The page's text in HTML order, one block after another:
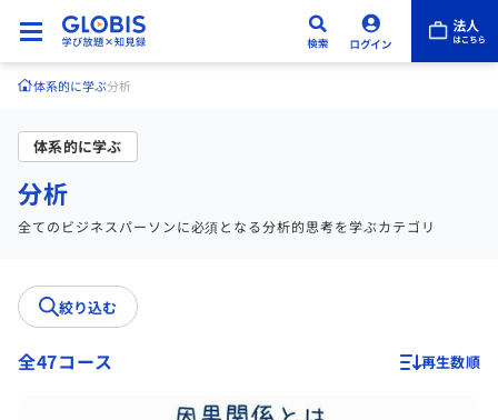
体系的に学ぶ分析
体系的に学ぶ
分析
全てのビジネスパーソンに必須となる分析的思考を学ぶカテゴリ
絞り込む
全47コース 再生数順